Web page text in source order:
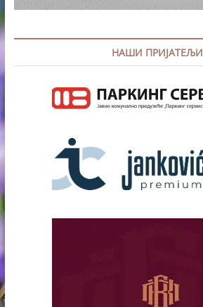
НАШИ ПРИЈАТЕЉИ